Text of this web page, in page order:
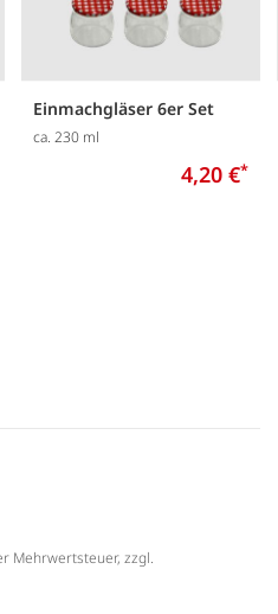
Einmachgläser 6er Set
ca. 230 ml
4,20 €*
Mehrwertsteuer, zzgl.